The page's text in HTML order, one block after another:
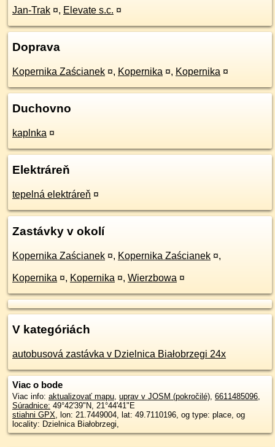
Jan-Trak ¤, Elevate s.c. ¤
Doprava
Kopernika Zaścianek ¤, Kopernika ¤, Kopernika ¤
Duchovno
kaplnka ¤
Elektráreň
tepelná elektráreň ¤
Zastávky v okolí
Kopernika Zaścianek ¤, Kopernika Zaścianek ¤,
Kopernika ¤, Kopernika ¤, Wierzbowa ¤
V kategóriách
autobusová zastávka v Dzielnica Białobrzegi 24x
Viac o bode
Viac info: aktualizovať mapu, uprav v JOSM (pokročilé), 6611485096,
Súradnice: 49°42'39"N, 21°44'41"E
stiahni GPX, lon: 21.7449004, lat: 49.7110196, og type: place, og
locality: Dzielnica Białobrzegi,